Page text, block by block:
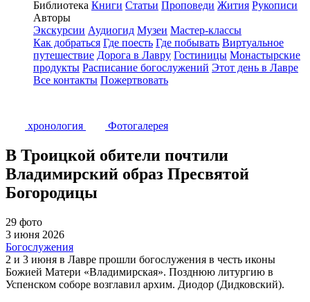
Библиотека Книги Статьи Проповеди Жития Рукописи
Авторы
Экскурсии Аудиогид Музеи Мастер-классы
Как добраться Где поесть Где побывать Виртуальное
путешествие Дорога в Лавру Гостиницы Монастырские
продукты Расписание богослужений Этот день в Лавре
Все контакты Пожертвовать
хронология Фотогалерея
В Троицкой обители почтили
Владимирский образ Пресвятой
Богородицы
29 фото
3 июня 2026
Богослужения
2 и 3 июня в Лавре прошли богослужения в честь иконы
Божией Матери «Владимирская». Позднюю литургию в
Успенском соборе возглавил архим. Диодор (Дидковский).